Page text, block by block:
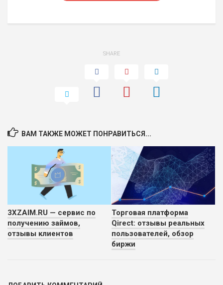
SHARE
ВАМ ТАКЖЕ МОЖЕТ ПОНРАВИТЬСЯ...
3XZAIM.RU — сервис по
получению займов,
отзывы клиентов
Торговая платформа
Qirect: отзывы реальных
пользователей, обзор
биржи